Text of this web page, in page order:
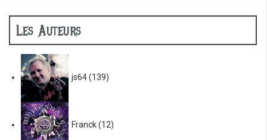
Les Auteurs
js64(139)
Franck(12)